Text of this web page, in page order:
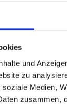
und
zu
Medien,
zusammen,